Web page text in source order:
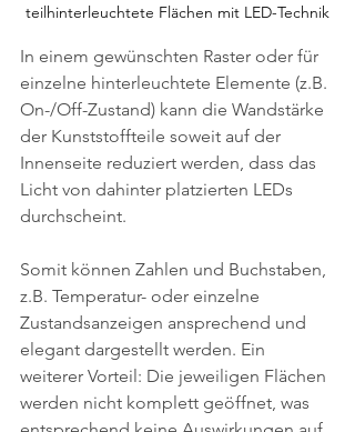
teilhinterleuchtete Flächen mit LED-Technik
In einem gewünschten Raster oder für
einzelne hinterleuchtete Elemente (z.B.
On-/Off-Zustand) kann die Wandstärke
der Kunststoffteile soweit auf der
Innenseite reduziert werden, dass das
Licht von dahinter platzierten LEDs
durchscheint.
Somit können Zahlen und Buchstaben,
z.B. Temperatur- oder einzelne
Zustandsanzeigen ansprechend und
elegant dargestellt werden. Ein
weiterer Vorteil: Die jeweiligen Flächen
werden nicht komplett geöffnet, was